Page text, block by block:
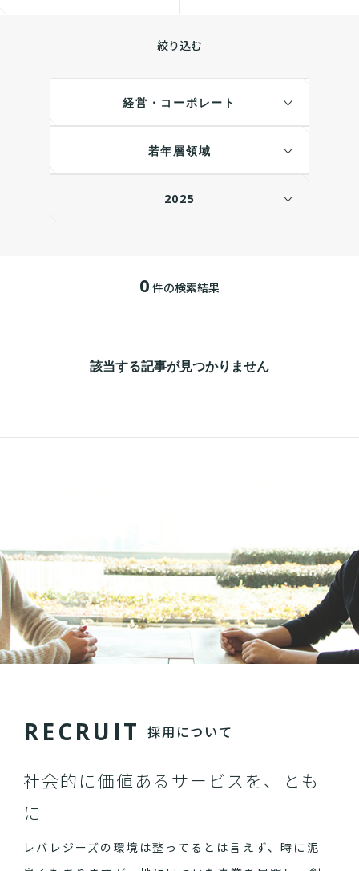
絞り込む
経営・コーポレート
若年層領域
2025
0 件の検索結果
該当する記事が見つかりません
RECRU IT 採用について
社会的に価値あるサービスを、とも
に
レバレジーズの環境は整ってるとは言えず、時に泥